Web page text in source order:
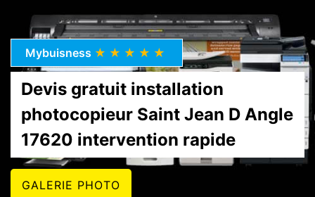
Mybuisness ★★★★★
Devis gratuit installation
photocopieur Saint Jean D Angle
17620 intervention rapide
GALERIE PHOTO